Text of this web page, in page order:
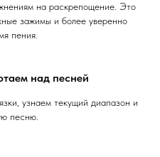
на раскрепощение. Это
зажимы и более уверенно
пения.
над песней
узнаем текущий диапазон и
песню.